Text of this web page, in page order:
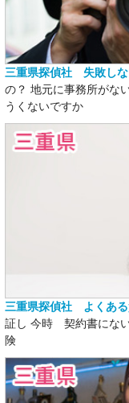
三重県探偵社 失敗しな
の？ 地元に事務所がな
うくないですか
三重県探偵社 よくある
証し 今時 契約書にな
険